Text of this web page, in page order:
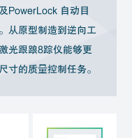
PowerLock 自动目
从原型制造到逆向工
光跟踉8踪仪能够更
寸的质量控制任务。